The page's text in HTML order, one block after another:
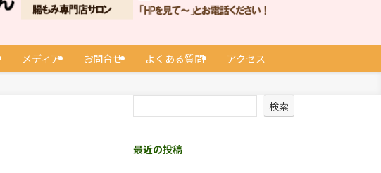
メディア お問合せ よくある質問 アクセス
検索
最近の投稿